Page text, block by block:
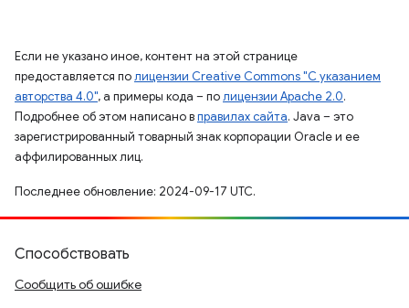
Если не указано иное, контент на этой странице
предоставляется полицензии Creative Commons "С указанием
авторства 4.0", а примеры кода – полицензии Apache 2.0.
Подробнее об этом написано вправилах сайта. Java – это
зарегистрированный товарный знак корпорации Oracle и ее
аффилированных лиц.
Последнее обновление: 2024-09-17 UTC.
Способствовать
Сообщить об ошибке